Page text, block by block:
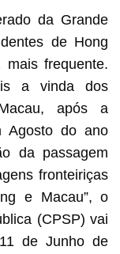
da Grande
de Hong
frequente.
a vinda dos
após a
Agosto do ano
da passagem
fronteiriças
e Macau”, o
(CPSP) vai
de Junho de